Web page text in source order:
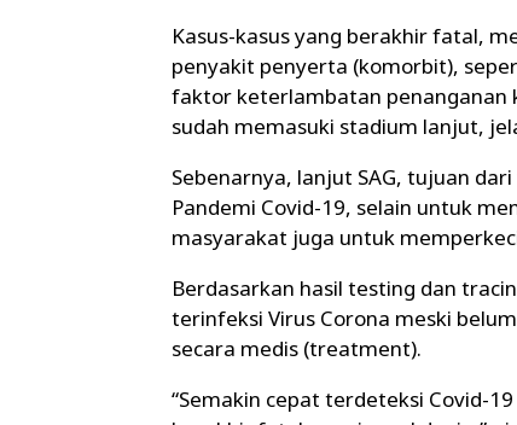
Kasus-kasus yang berakhir fatal,
penyakit penyerta (komorbit),
faktor keterlambatan penanganan
sudah memasuki stadium lanjut,
Sebenarnya, lanjut SAG, tujuan
Pandemi Covid-19, selain untuk
masyarakat juga untuk
Berdasarkan hasil testing dan
terinfeksi Virus Corona meski
secara medis (treatment).
“Semakin cepat terdeteksi Covid-